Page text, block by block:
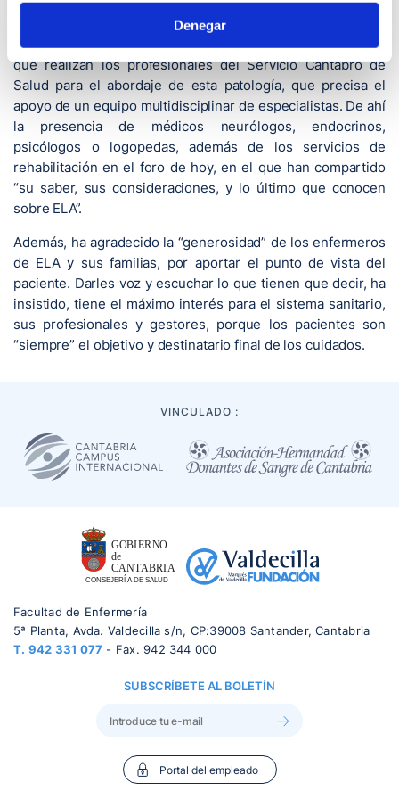
Denegar
calidad de vida posible a los afectados”.
En este sentido, el consejero ha elogiado la “gran labor”
que realizan los profesionales del Servicio Cántabro de
Salud para el abordaje de esta patología, que precisa el
apoyo de un equipo multidisciplinar de especialistas. De ahí
la presencia de médicos neurólogos, endocrinos,
psicólogos o logopedas, además de los servicios de
rehabilitación en el foro de hoy, en el que han compartido
“su saber, sus consideraciones, y lo último que conocen
sobre ELA”.
Además, ha agradecido la “generosidad” de los enfermeros
de ELA y sus familias, por aportar el punto de vista del
paciente. Darles voz y escuchar lo que tienen que decir, ha
insistido, tiene el máximo interés para el sistema sanitario,
sus profesionales y gestores, porque los pacientes son
“siempre” el objetivo y destinatario final de los cuidados.
VINCULADO :
Facultad de Enfermería
5ª Planta, Avda. Valdecilla s/n, CP:39008 Santander, Cantabria
T. 942 331 077 - Fax. 942 344 000
Portal del empleado
SUBSCRÍBETE AL BOLETÍN